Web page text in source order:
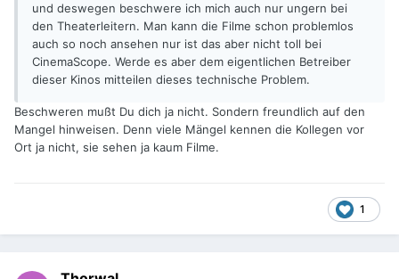
und deswegen beschwere ich mich auch nur ungern bei
den Theaterleitern. Man kann die Filme schon problemlos
auch so noch ansehen nur ist das aber nicht toll bei
CinemaScope. Werde es aber dem eigentlichen Betreiber
dieser Kinos mitteilen dieses technische Problem.
Beschweren mußt Du dich ja nicht. Sondern freundlich auf den
Mangel hinweisen. Denn viele Mängel kennen die Kollegen vor
Ort ja nicht, sie sehen ja kaum Filme.
1